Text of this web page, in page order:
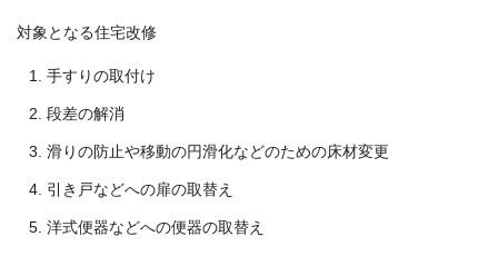
対象となる住宅改修
手すりの取付け
段差の解消
滑りの防止や移動の円滑化などのための床材変更
引き戸などへの扉の取替え
洋式便器などへの便器の取替え